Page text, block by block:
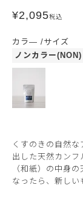
¥2,095税込
カラ―
サイズ
ノンカラー(NON)
くすのきの自然
出した天然カン
（和紙）の中身
なったら、新しい